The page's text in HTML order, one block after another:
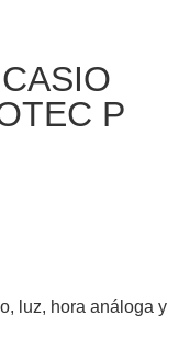
P
luz, hora análoga y